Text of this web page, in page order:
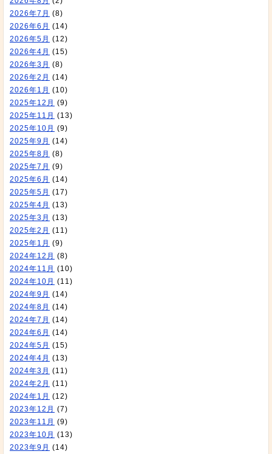
2026年7月 (8)
2026年6月 (14)
2026年5月 (12)
2026年4月 (15)
2026年3月 (8)
2026年2月 (14)
2026年1月 (10)
2025年12月 (9)
2025年11月 (13)
2025年10月 (9)
2025年9月 (14)
2025年8月 (8)
2025年7月 (9)
2025年6月 (14)
2025年5月 (17)
2025年4月 (13)
2025年3月 (13)
2025年2月 (11)
2025年1月 (9)
2024年12月 (8)
2024年11月 (10)
2024年10月 (11)
2024年9月 (14)
2024年8月 (14)
2024年7月 (14)
2024年6月 (14)
2024年5月 (15)
2024年4月 (13)
2024年3月 (11)
2024年2月 (11)
2024年1月 (12)
2023年12月 (7)
2023年11月 (9)
2023年10月 (13)
2023年9月 (14)